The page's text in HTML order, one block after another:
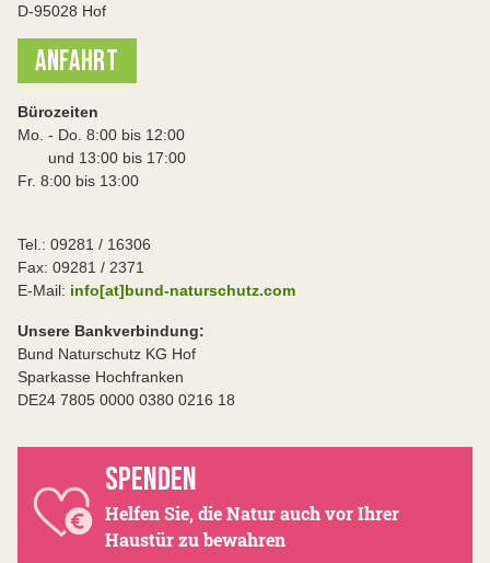
D-95028 Hof
ANFAHRT
Bürozeiten
Mo. - Do. 8:00 bis 12:00
und 13:00 bis 17:00
Fr. 8:00 bis 13:00
Tel.: 09281 / 16306
Fax: 09281 / 2371
E-Mail: info[at]bund-naturschutz.com
Unsere Bankverbindung:
Bund Naturschutz KG Hof
Sparkasse Hochfranken
DE24 7805 0000 0380 0216 18
SPENDEN
Helfen Sie, die Natur auch vor Ihrer
Haustür zu bewahren